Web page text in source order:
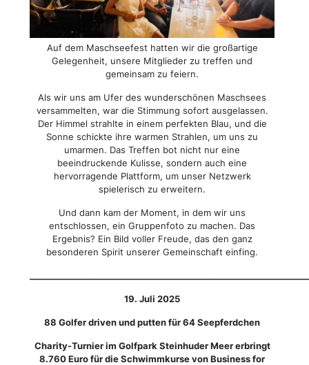
Auf dem Maschseefest hatten wir die großartige
Gelegenheit, unsere Mitglieder zu treffen und
gemeinsam zu feiern.
Als wir uns am Ufer des wunderschönen Maschsees
versammelten, war die Stimmung sofort ausgelassen.
Der Himmel strahlte in einem perfekten Blau, und die
Sonne schickte ihre warmen Strahlen, um uns zu
umarmen. Das Treffen bot nicht nur eine
beeindruckende Kulisse, sondern auch eine
hervorragende Plattform, um unser Netzwerk
spielerisch zu erweitern.
Und dann kam der Moment, in dem wir uns
entschlossen, ein Gruppenfoto zu machen. Das
Ergebnis? Ein Bild voller Freude, das den ganz
besonderen Spirit unserer Gemeinschaft einfing.
19. Juli 2025
88 Golfer driven und putten für 64 Seepferdchen
Charity-Turnier im Golfpark Steinhuder Meer erbringt
8.760 Euro für die Schwimmkurse von Business for